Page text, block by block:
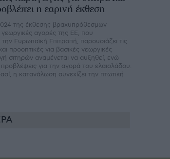
η εαρινή έκθεση
της έκθεσης βραχυπρόθεσμων
γεωργικές αγορές της ΕΕ, που
Ευρωπαϊκή Επιτροπή, παρουσιάζει τις
προοπτικές για βασικές γεωργικές
σιτηρών αναμένεται να αυξηθεί, ενώ
προβλέψεις για την αγορά του ελαιολάδου.
η κατανάλωση συνεχίζει την πτωτική